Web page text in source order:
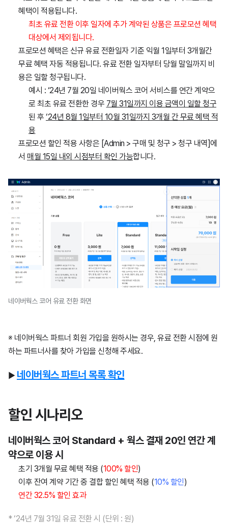
혜택이 적용됩니다.
최초 유료 전환 이후 일자에 추가 계약된 상품은 프로모션 혜택
대상에서 제외됩니다.
프로모션 혜택은 신규 유료 전환일자 기준 익월 1일부터 3개월간
무료 혜택 자동 적용됩니다. 유료 전환 일자부터 당월 말일까지 비
용은 일할 청구됩니다.
예시 : ‘24년 7월 20일 네이버웍스 코어 서비스를 연간 계약으
로 최초 유료 전환한 경우 7월 31일까지 이용 금액이 일할 청구
된 후 ‘24년 8월 1일부터 10월 31일까지 3개월 간 무료 혜택 적
용
프로모션 할인 적용 사항은 [Admin > 구매 및 청구 > 청구 내역]에
서 매월 15일 내외 시점부터 확인 가능합니다.
네이버웍스 코어 유료 전환 화면
※ 네이버웍스 파트너 회원 가입을 원하시는 경우, 유료 전환 시점에 원
하는 파트너사를 찾아 가입을 신청해 주세요.
▶ 네 이 버웍스파트너 목록확인
할인 시나리오
네이버웍스코어 Standard + 웍스 결재 20인 연간계
약으로 이 용시
초기 3개월 무료 혜택 적용 (100% 할인)
이후 잔여 계약 기간 중 결합 할인 혜택 적용 (10% 할인)
연간 32.5% 할인 효과
* ‘24년 7월 31일 유료 전환 시 (단위 : 원)